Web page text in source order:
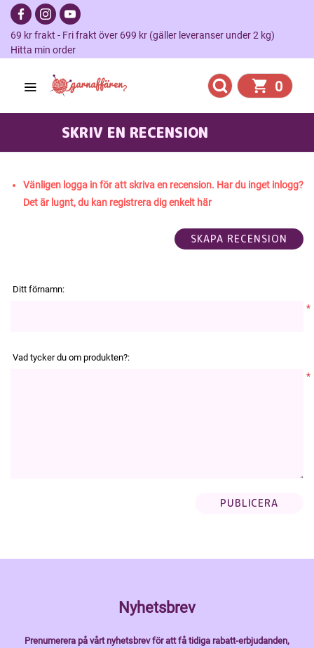
69 kr frakt - Fri frakt över 699 kr (gäller leveranser under 2 kg)
Hitta min order
0
SKRIV EN RECENSION
Vänligen logga in för att skriva en recension. Har du inget inlogg?
Det är lugnt, du kan registrera dig enkelt här
Ditt förnamn:
*
Vad tycker du om produkten?:
*
Nyhetsbrev
Prenumerera på vårt nyhetsbrev för att få tidiga rabatt-erbjudanden,